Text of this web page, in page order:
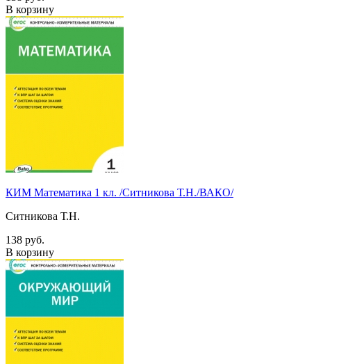
В корзину
КИМ Математика 1 кл. /Ситникова Т.Н./ВАКО/
Ситникова Т.Н.
138 руб.
В корзину